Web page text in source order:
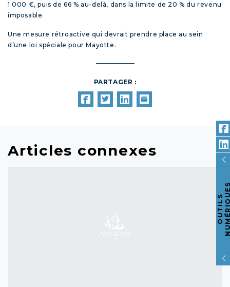
1 000 €, puis de 66 % au-delà, dans la limite de 20 % du revenu
imposable.
Une mesure rétroactive qui devrait prendre place au sein
d’une loi spéciale pour Mayotte.
PARTAGER :
Articles connexes
O
U
T
I
L
S
N
U
M
É
R
I
Q
U
E